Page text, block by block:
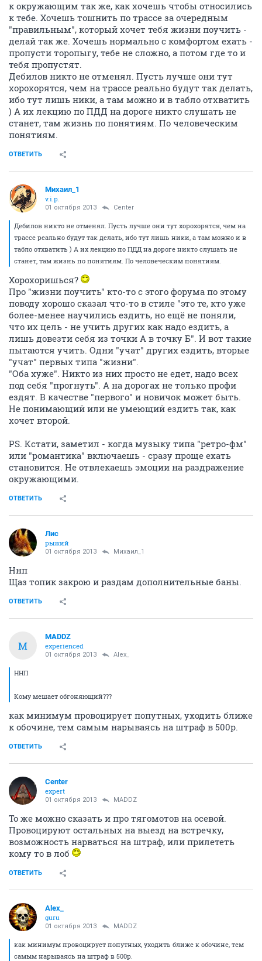
к окружающим так же, как хочешь чтобы относились
к тебе. Хочешь тошнить по трассе за очередным
"правильным", который хочет тебя жизни поучить -
делай так же. Хочешь нормально с комфортом ехать -
пропусти торопыгу, тебе не сложно, а потом где то и
тебя пропустят.
Дебилов никто не отменял. Пусть лучше они тут
хорохорятся, чем на трассе реально будут так делать,
ибо тут лишь ники, а там можно и в табло отхватить
) А их лекцию по ПДД на дороге никто слушать не
станет, там жизнь по понятиям. По человеческим
понятиям.
ОТВЕТИТЬ
Михаил_1
v.i.p.
01 октября 2013 Center
Дебилов никто не отменял. Пусть лучше они тут хорохорятся, чем на
трассе реально будут так делать, ибо тут лишь ники, а там можно и в
табло отхватить ) А их лекцию по ПДД на дороге никто слушать не
станет, там жизнь по понятиям. По человеческим понятиям.
Хорохоришься?
Про "жизни поучить" кто-то с этого форума по этому
поводу хорошо сказал что-то в стиле "это те, кто уже
более-менее научились ездить, но ещё не поняли,
что их цель - не учить других как надо ездить, а
лишь довезти себя из точки А в точку Б". И вот такие
пытаются учить. Одни "учат" других ездить, вторые
"учат" первых типа "жизни".
"Оба хуже". Никто из них просто не едет, надо всех
под себя "прогнуть". А на дорогах не только профи
ездят. В качестве "первого" и новичок может быть.
Не понимающий или не умеющий ездить так, как
хочет второй.
PS. Кстати, заметил - когда музыку типа "ретро-фм"
или "романтика" включаешь - сразу проще ехать
становится. Не отвлекаешь эмоции на раздражение
окружающими.
ОТВЕТИТЬ
Лис
рыжий
01 октября 2013 Михаил_1
Ннп
Щаз топик закрою и раздам дополнительные баны.
ОТВЕТИТЬ
M
MADDZ
experienced
01 октября 2013 Alex_
ННП
Кому мешает обгоняющий???
как минимум провоцирует попутных, уходить ближе
к обочине, тем самым нарываясь на штраф в 500р.
ОТВЕТИТЬ
Center
expert
01 октября 2013 MADDZ
То же можно сказать и про тягомотов на осевой.
Провоцируют остальных на выезд на встречку,
возможность нарваться на штраф, или прилететь
кому то в лоб
ОТВЕТИТЬ
Alex_
guru
01 октября 2013 MADDZ
как минимум провоцирует попутных, уходить ближе к обочине, тем
самым нарываясь на штраф в 500р.